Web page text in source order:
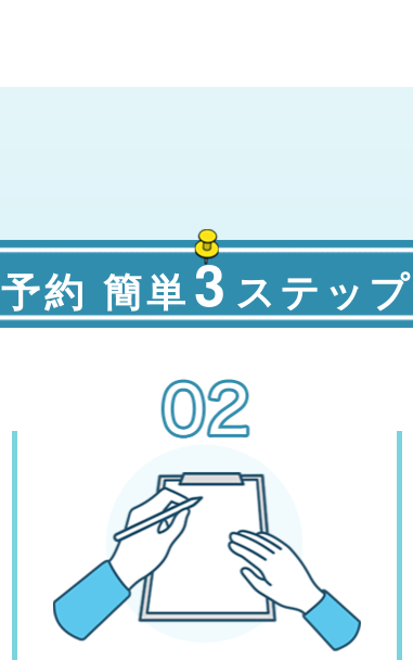
予約 簡単3 ステップ